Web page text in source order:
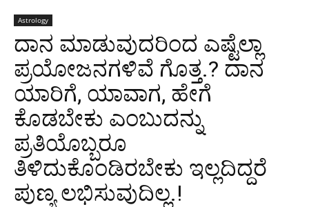
Astrology
ದಾನ ಮಾಡುವುದರಿಂದ ಎಷ್ಟೆಲ್ಲಾ
ಪ್ರಯೋಜನಗಳಿವೆ ಗೊತ್ತ.? ದಾನ
ಯಾರಿಗೆ, ಯಾವಾಗ, ಹೇಗೆ
ಕೊಡಬೇಕು ಎಂಬುದನ್ನು
ಪ್ರತಿಯೊಬ್ಬರೂ
ತಿಳಿದುಕೊಂಡಿರಬೇಕು ಇಲ್ಲದಿದ್ದರೆ
ಪುಣ್ಯ ಲಭಿಸುವುದಿಲ್ಲ.!